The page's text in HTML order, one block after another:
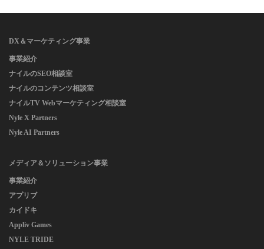
DX＆マーケティング事業
事業紹介
ナイルのSEO相談室
ナイルのコンテンツ相談室
ナイルTV Webマーケティング相談室
Nyle X Partners
Nyle AI Partners
メディア＆ソリューション事業
事業紹介
アプリブ
カイドキ
Appliv Games
NYLE TRIDE